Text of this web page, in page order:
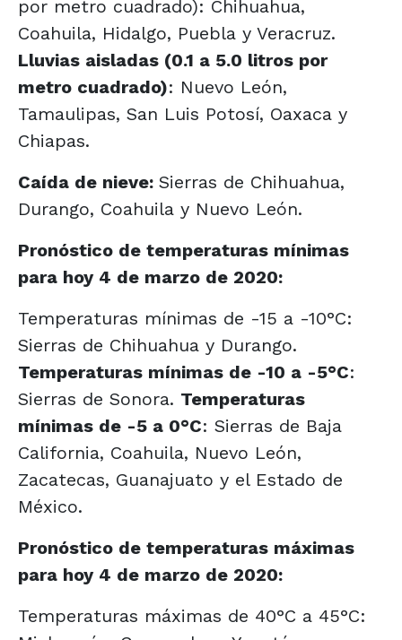
por metro cuadrado): Chihuahua,
Coahuila, Hidalgo, Puebla y Veracruz.
Lluvias aisladas (0.1 a 5.0 litros por
metro cuadrado): Nuevo León,
Tamaulipas, San Luis Potosí, Oaxaca y
Chiapas.
Caída de nieve: Sierras de Chihuahua,
Durango, Coahuila y Nuevo León.
Pronóstico de temperaturas mínimas
para hoy 4 de marzo de 2020:
Temperaturas mínimas de -15 a -10°C:
Sierras de Chihuahua y Durango.
Temperaturas mínimas de -10 a -5°C:
Sierras de Sonora. Temperaturas
mínimas de -5 a 0°C: Sierras de Baja
California, Coahuila, Nuevo León,
Zacatecas, Guanajuato y el Estado de
México.
Pronóstico de temperaturas máximas
para hoy 4 de marzo de 2020:
Temperaturas máximas de 40°C a 45°C: